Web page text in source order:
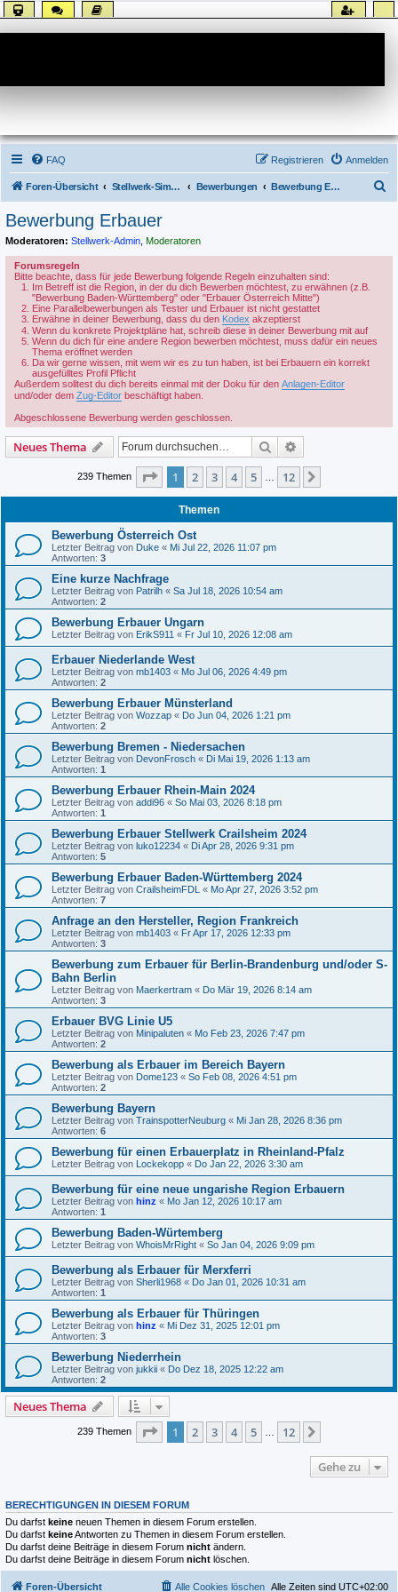
FAQ Anmelden
Registrieren
Foren-Übersicht Stellwerk-Sim allgemein Bewerbungen Bewerbung Erbauer
Bewerbung Erbauer
Moderatoren: Stellwerk-Admin Moderatoren
Forumsregeln
Bitte beachte, dass für jede Bewerbung folgende Regeln einzuhalten sind:
Im Betreff ist die Region, in der du dich Bewerben möchtest, zu erwähnen (z.B.
"Bewerbung Baden-Württemberg" oder "Erbauer Österreich Mitte")
Eine Parallelbewerbungen als Tester und Erbauer ist nicht gestattet
Erwähne in deiner Bewerbung, dass du den Kodex akzeptierst
Wenn du konkrete Projektpläne hat, schreib diese in deiner Bewerbung mit auf
Wenn du dich für eine andere Region bewerben möchtest, muss dafür ein neues
Thema eröffnet werden
Da wir gerne wissen, mit wem wir es zu tun haben, ist bei Erbauern ein korrekt
ausgefülltes Profil Pflicht
Außerdem solltest du dich bereits einmal mit der Doku für den Anlagen-Editor
und/oder dem Zug-Editor beschäftigt haben.
Abgeschlossene Bewerbung werden geschlossen.
Neues Thema Suche
239 Themen Seite 1von 12
1 2 3 4 5 12
Themen
Bewerbung Österreich Ost
Letzter Beitrag von Duke « Mi Jul 22, 2026 11:07 pm
Antworten: 3
Eine kurze Nachfrage
Letzter Beitrag von Patrilh « Sa Jul 18, 2026 10:54 am
Antworten: 2
Bewerbung Erbauer Ungarn
Letzter Beitrag von ErikS911 « Fr Jul 10, 2026 12:08 am
Erbauer Niederlande West
Letzter Beitrag von mb1403 « Mo Jul 06, 2026 4:49 pm
Antworten: 2
Bewerbung Erbauer Münsterland
Letzter Beitrag von Wozzap « Do Jun 04, 2026 1:21 pm
Antworten: 2
Bewerbung Bremen - Niedersachen
Letzter Beitrag von DevonFrosch « Di Mai 19, 2026 1:13 am
Antworten: 1
Bewerbung Erbauer Rhein-Main 2024
Letzter Beitrag von addi96 « So Mai 03, 2026 8:18 pm
Antworten: 1
Bewerbung Erbauer Stellwerk Crailsheim 2024
Letzter Beitrag von luko12234 « Di Apr 28, 2026 9:31 pm
Antworten: 5
Bewerbung Erbauer Baden-Württemberg 2024
Letzter Beitrag von CrailsheimFDL « Mo Apr 27, 2026 3:52 pm
Antworten: 7
Anfrage an den Hersteller, Region Frankreich
Letzter Beitrag von mb1403 « Fr Apr 17, 2026 12:33 pm
Antworten: 3
Bewerbung zum Erbauer für Berlin-Brandenburg und/oder S-
Bahn Berlin
Letzter Beitrag von Maerkertram « Do Mär 19, 2026 8:14 am
Antworten: 3
Erbauer BVG Linie U5
Letzter Beitrag von Minipaluten « Mo Feb 23, 2026 7:47 pm
Antworten: 2
Bewerbung als Erbauer im Bereich Bayern
Letzter Beitrag von Dome123 « So Feb 08, 2026 4:51 pm
Antworten: 2
Bewerbung Bayern
Letzter Beitrag von TrainspotterNeuburg « Mi Jan 28, 2026 8:36 pm
Antworten: 6
Bewerbung für einen Erbauerplatz in Rheinland-Pfalz
Letzter Beitrag von Lockekopp « Do Jan 22, 2026 3:30 am
Bewerbung für eine neue ungarishe Region Erbauern
Letzter Beitrag von hinz « Mo Jan 12, 2026 10:17 am
Antworten: 1
Bewerbung Baden-Würtemberg
Letzter Beitrag von WhoisMrRight « So Jan 04, 2026 9:09 pm
Bewerbung als Erbauer für Merxferri
Letzter Beitrag von Sherli1968 « Do Jan 01, 2026 10:31 am
Antworten: 1
Bewerbung als Erbauer für Thüringen
Letzter Beitrag von hinz « Mi Dez 31, 2025 12:01 pm
Antworten: 3
Bewerbung Niederrhein
Letzter Beitrag von jukkii « Do Dez 18, 2025 12:22 am
Antworten: 2
Neues Thema
239 Themen Seite 1von 12
1 2 3 4 5 12
Gehe zu
BERECHTIGUNGEN IN DIESEM FORUM
Du darfst keine neuen Themen in diesem Forum erstellen.
Du darfst keineAntworten zu Themen in diesem Forum erstellen.
Du darfst deine Beiträge in diesem Forum nicht ändern.
Du darfst deine Beiträge in diesem Forum nicht löschen.
Foren-Übersicht Alle Zeiten sind UTC+02:00
Alle Cookies löschen